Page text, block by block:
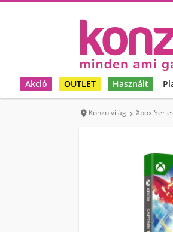
Akció OUTLET Használt
 Konzolvilág  Xbox